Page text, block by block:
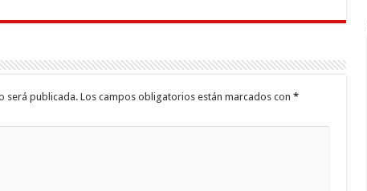
será publicada. Los campos obligatorios están marcados con *